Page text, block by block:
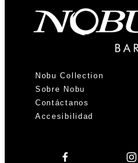
Nobu Collection
Sobre Nobu
Contáctanos
Accesibilidad